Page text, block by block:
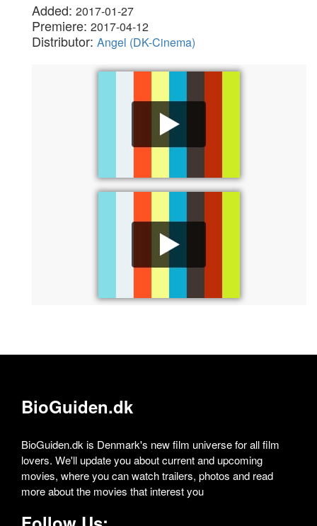
Added: 2017-01-27
Premiere: 2017-04-12
Distributor: Angel (DK-Cinema)
BioGuiden.dk
BioGuiden.dk is Denmark's new film universe for all film
lovers. We'll update you about current and upcoming
movies, where you can watch trailers, photos and read
more about the movies that interest you